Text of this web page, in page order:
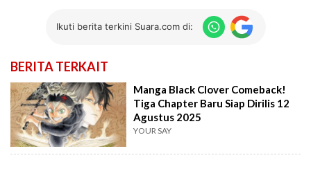
Ikuti berita terkini Suara.com di:
BERITA TERKAIT
Manga Black Clover Comeback!
Tiga Chapter Baru Siap Dirilis 12
Agustus 2025
YOUR SAY